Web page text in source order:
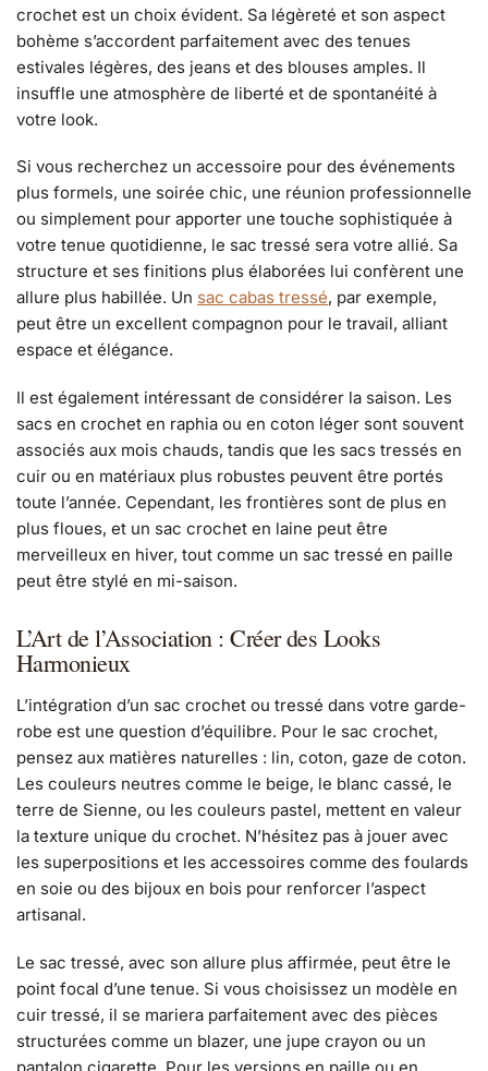
crochet est un choix évident. Sa légèreté et son aspect
bohème s’accordent parfaitement avec des tenues
estivales légères, des jeans et des blouses amples. Il
insuffle une atmosphère de liberté et de spontanéité à
votre look.
Si vous recherchez un accessoire pour des événements
plus formels, une soirée chic, une réunion professionnelle
ou simplement pour apporter une touche sophistiquée à
votre tenue quotidienne, le sac tressé sera votre allié. Sa
structure et ses finitions plus élaborées lui confèrent une
allure plus habillée. Un sac cabas tressé, par exemple,
peut être un excellent compagnon pour le travail, alliant
espace et élégance.
Il est également intéressant de considérer la saison. Les
sacs en crochet en raphia ou en coton léger sont souvent
associés aux mois chauds, tandis que les sacs tressés en
cuir ou en matériaux plus robustes peuvent être portés
toute l’année. Cependant, les frontières sont de plus en
plus floues, et un sac crochet en laine peut être
merveilleux en hiver, tout comme un sac tressé en paille
peut être stylé en mi-saison.
L’Art de l’Association : Créer des Looks
Harmonieux
L’intégration d’un sac crochet ou tressé dans votre garde-
robe est une question d’équilibre. Pour le sac crochet,
pensez aux matières naturelles : lin, coton, gaze de coton.
Les couleurs neutres comme le beige, le blanc cassé, le
terre de Sienne, ou les couleurs pastel, mettent en valeur
la texture unique du crochet. N’hésitez pas à jouer avec
les superpositions et les accessoires comme des foulards
en soie ou des bijoux en bois pour renforcer l’aspect
artisanal.
Le sac tressé, avec son allure plus affirmée, peut être le
point focal d’une tenue. Si vous choisissez un modèle en
cuir tressé, il se mariera parfaitement avec des pièces
structurées comme un blazer, une jupe crayon ou un
pantalon cigarette. Pour les versions en paille ou en